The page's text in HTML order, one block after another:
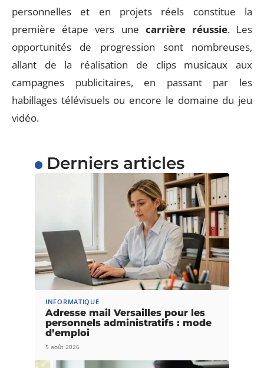
personnelles et en projets réels constitue la
première étape vers une carrière réussie. Les
opportunités de progression sont nombreuses,
allant de la réalisation de clips musicaux aux
campagnes publicitaires, en passant par les
habillages télévisuels ou encore le domaine du jeu
vidéo.
Derniers articles
INFORMATIQUE
Adresse mail Versailles pour les
personnels administratifs : mode
d’emploi
5 août 2026